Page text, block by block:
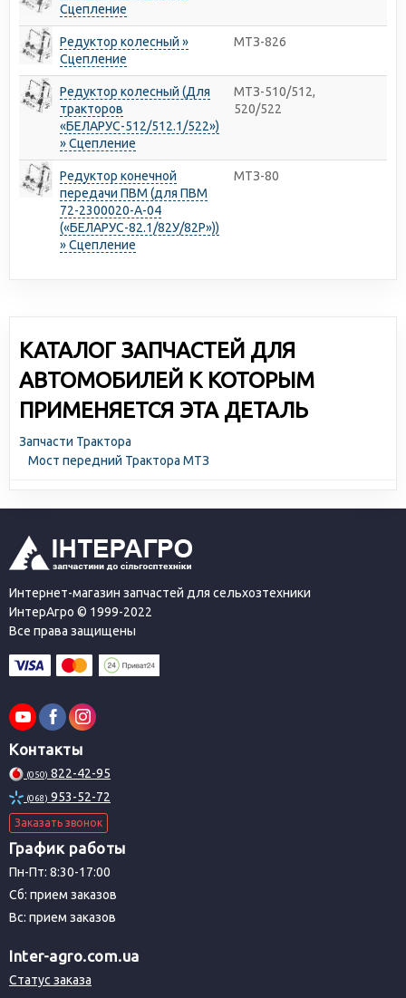
Сцепление
Редуктор колесный »
Сцепление
МТЗ-826
Редуктор колесный (Для
тракторов
«БЕЛАРУС-512/512.1/522»)
» Сцепление
МТЗ-510/512,
520/522
Редуктор конечной
передачи ПВМ (для ПВМ
72-2300020-А-04
(«БЕЛАРУС-82.1/82У/82Р»))
» Сцепление
МТЗ-80
КАТАЛОГ ЗАПЧАСТЕЙ ДЛЯ
АВТОМОБИЛЕЙ К КОТОРЫМ
ПРИМЕНЯЕТСЯ ЭТА ДЕТАЛЬ
Запчасти Трактора
Мост передний Трактора МТЗ
Интернет-магазин запчастей для сельхозтехники
ИнтерАгро © 1999-2022
Все права защищены
Контакты
(050) 822-42-95
(068) 953-52-72
Заказать звонок
График работы
Пн-Пт: 8:30-17:00
Сб: прием заказов
Вс: прием заказов
Inter-agro.com.ua
Статус заказа